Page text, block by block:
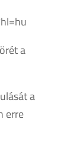
a
a
erre